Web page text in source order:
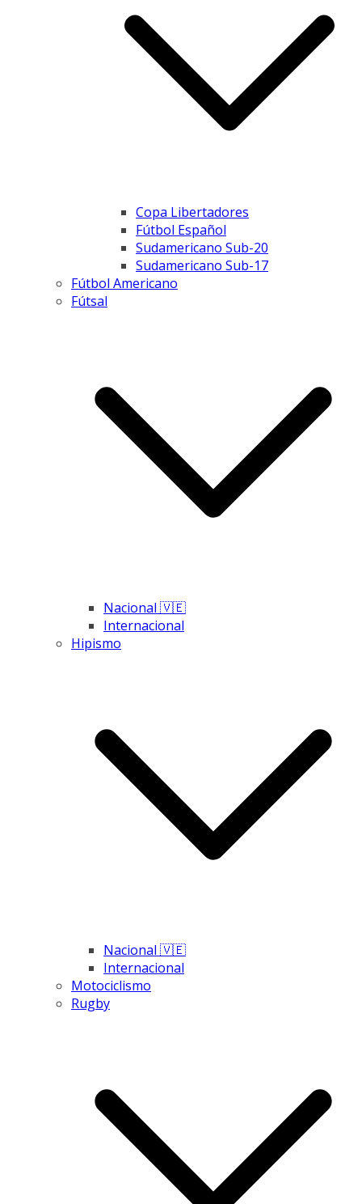
Copa Libertadores
Fútbol Español
Sudamericano Sub-20
Sudamericano Sub-17
Fútbol Americano
Fútsal
Nacional 🇻🇪
Internacional
Hipismo
Nacional 🇻🇪
Internacional
Motociclismo
Rugby